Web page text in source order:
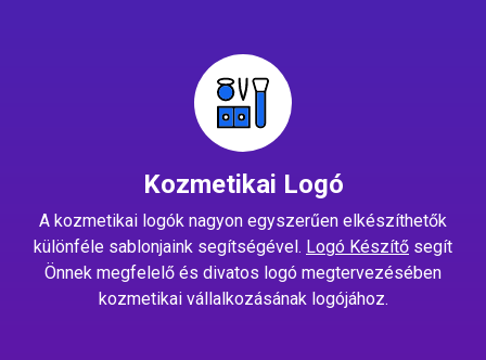
Kozmetikai Logó
A kozmetikai logók nagyon egyszerűen elkészíthetők
különféle sablonjaink segítségével. Logó Készítő segít
Önnek megfelelő és divatos logó megtervezésében
kozmetikai vállalkozásának logójához.